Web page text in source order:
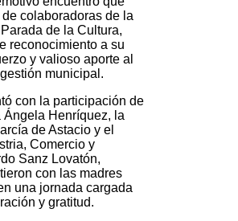
colaboradoras de la
de la Cultura,
reconocimiento a su
y valioso aporte al
municipal.
con la participación de
Ángela Henríquez, la
de Astacio y el
Comercio y
Sanz Lovatón,
con las madres
una jornada cargada
y gratitud.